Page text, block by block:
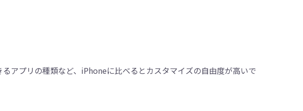
アプリの種類など、iPhoneに比べるとカスタマイズの自由度が高いで